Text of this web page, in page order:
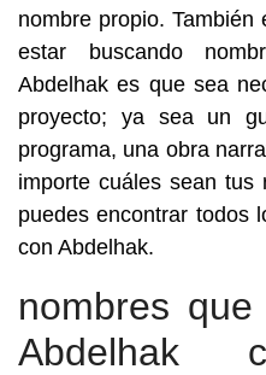
nombre propio. También
estar buscando
Abdelhak es que sea
proyecto; ya sea un
programa, una obra
importe cuáles sean tus
puedes encontrar todos
con Abdelhak.
nombres
Abdelhak